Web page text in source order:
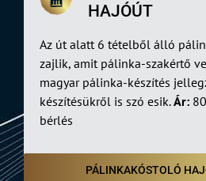
HAJÓÚT
Az út alatt 6 tételből álló
zajlik, amit pálinka-szakértő
magyar pálinka-készítés
készítésükről is szó esik.Ár:
bérlés
PÁLINKAKÓSTOLÓ